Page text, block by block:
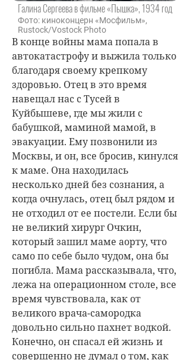
Галина Сергеева в фильме «Пышка», 1934 год
Фото: киноконцерн «Мосфильм»,
Rustock/Vostock Photo
В конце войны мама попала в
автокатастрофу и выжила только
благодаря своему крепкому
здоровью. Отец в это время
навещал нас с Тусей в
Куйбышеве, где мы жили с
бабушкой, маминой мамой, в
эвакуации. Ему позвонили из
Москвы, и он, все бросив, кинулся
к маме. Она находилась
несколько дней без сознания, а
когда очнулась, отец был рядом и
не отходил от ее постели. Если бы
не великий хирург Очкин,
который зашил маме аорту, что
само по себе было чудом, она бы
погибла. Мама рассказывала, что,
лежа на операционном столе, все
время чувствовала, как от
великого врача-самородка
довольно сильно пахнет водкой.
Конечно, он спасал ей жизнь и
совершенно не думал о том, как